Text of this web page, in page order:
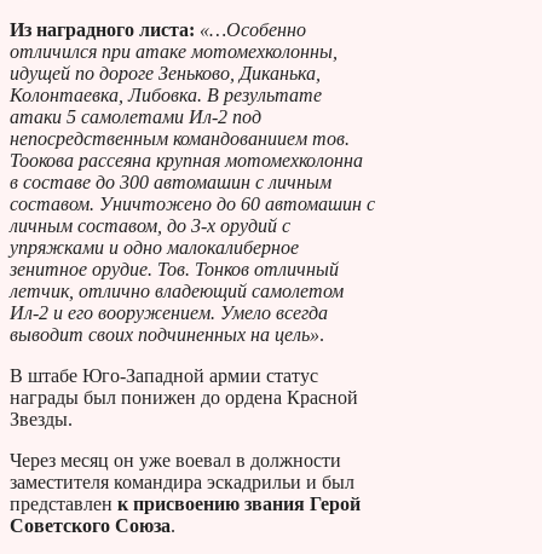
Из наградного листа: «…Особенно
отличился при атаке мотомехколонны,
идущей по дороге Зеньково, Диканька,
Колонтаевка, Либовка. В результате
атаки 5 самолетами Ил-2 под
непосредственным командованиием тов.
Тоокова рассеяна крупная мотомехколонна
в составе до 300 автомашин с личным
составом. Уничтожено до 60 автомашин с
личным составом, до 3-х орудий с
упряжками и одно малокалиберное
зенитное орудие. Тов. Тонков отличный
летчик, отлично владеющий самолетом
Ил-2 и его вооружением. Умело всегда
выводит своих подчиненных на цель».
В штабе Юго-Западной армии статус
награды был понижен до ордена Красной
Звезды.
Через месяц он уже воевал в должности
заместителя командира эскадрильи и был
представлен к присвоению звания Герой
Советского Союза.